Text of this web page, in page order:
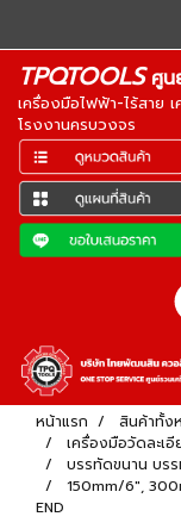
TPQTOOLSศูน
เครื่องมือไฟฟ้า-ไร้สาย
โรงงานครบวงจร
หน้าแรก
สินค้าทั้ง
เครื่องมือวัดละเอี
บรรทัดขนาน บร
150mm/6",
END